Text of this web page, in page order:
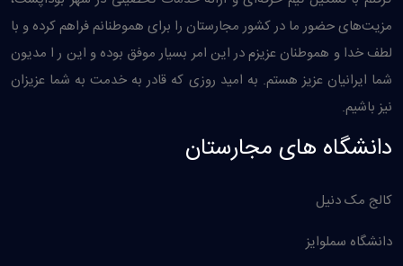
مزیت‌های حضور ما در کشور مجارستان را برای هموطنانم فراهم کرده و با
لطف خدا و هموطنان عزیزم در این امر بسیار موفق بوده و این ر ا مدیون
شما ایرانیان عزیز هستم. به امید روزی که قادر به خدمت به شما عزیزان
نیز باشیم.
دانشگاه های مجارستان
کالج مک دنیل
دانشگاه سملوایز